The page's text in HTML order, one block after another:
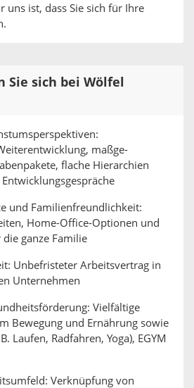
uns ist, dass Sie sich für Ihre
Sie sich bei Wölfel
maßge-
flache Hierarchien
und Familienfreundlichkeit:
Home-Office-Optionen und
ganze Familie
Unbefristeter Arbeitsvertrag in
Unternehmen
Vielfältige
Bewegung und Ernährung sowie
Laufen, Radfahren, Yoga), EGYM
Verknüpfung von